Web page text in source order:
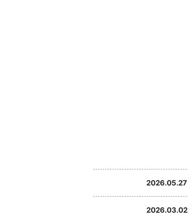
2026.05.27
2026.03.02